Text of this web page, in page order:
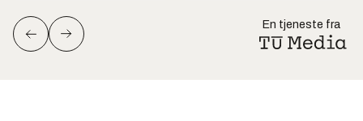
En tjeneste fra